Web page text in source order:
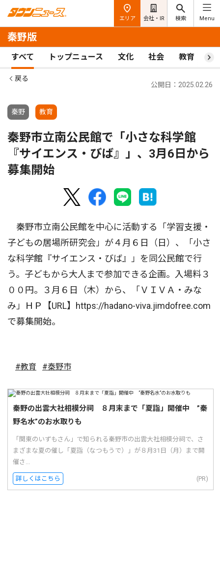
エリア 会社・IR 検索 Menu
秦野版
すべて トップニュース 文化 社会 教育 ス
戻る
秦野 教育
公開日：2025.02.26
秦野市立南公民館で「小さな科学館
『サイエンス・びば』」、3月6日から
募集開始
秦野市立南公民館を中心に活動する「学習支援・
子どもの居場所研究会」が４月６日（日）、「小さ
な科学館『サイエンス・びば』」を同公民館で行
う。子どもから大人まで参加できる企画。入場料３
００円。３月６日（木）から、「ＶＩＶＡ・みな
み」ＨＰ【URL】https://hadano-viva.jimdofree.com
で募集開始。
#教育 #秦野市
秦野の出雲大社相模分祠 ８月末まで「夏詣」開催中 ”秦
野名水”のお水取りも
「関東のいずもさん」で知られる秦野市の出雲大社相模分祠で、さ
まざまな夏の催し「夏詣（なつもうで）」が８月31日（月）まで開
催さ...
詳しくはこちら (PR)